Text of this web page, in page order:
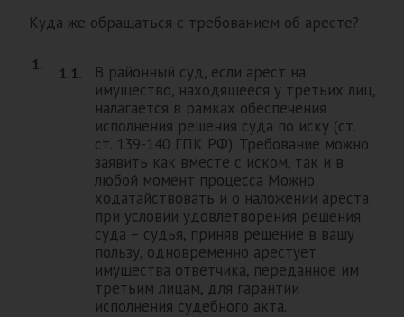
Куда же обращаться с требованием об аресте?
В районный суд, если арест на
имущество, находящееся у третьих лиц,
налагается в рамках обеспечения
исполнения решения суда по иску (ст.
ст. 139-140 ГПК РФ). Требование можно
заявить как вместе с иском, так и в
любой момент процесса Можно
ходатайствовать и о наложении ареста
при условии удовлетворения решения
суда – судья, приняв решение в вашу
пользу, одновременно арестует
имущества ответчика, переданное им
третьим лицам, для гарантии
исполнения судебного акта.